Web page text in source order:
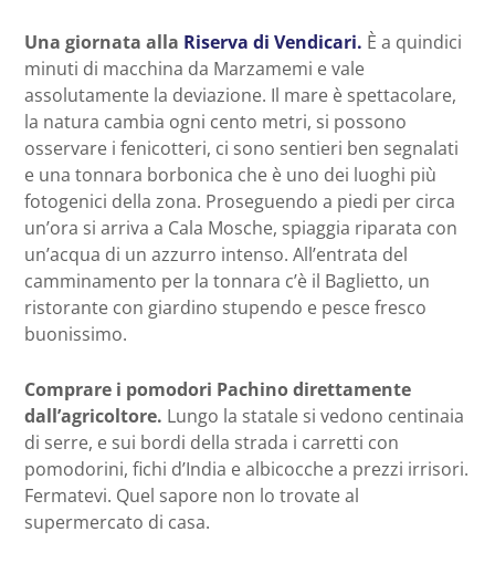
Una giornata alla Riserva di Vendicari. È a quindici
minuti di macchina da Marzamemi e vale
assolutamente la deviazione. Il mare è spettacolare,
la natura cambia ogni cento metri, si possono
osservare i fenicotteri, ci sono sentieri ben segnalati
e una tonnara borbonica che è uno dei luoghi più
fotogenici della zona. Proseguendo a piedi per circa
un’ora si arriva a Cala Mosche, spiaggia riparata con
un’acqua di un azzurro intenso. All’entrata del
camminamento per la tonnara c’è il Baglietto, un
ristorante con giardino stupendo e pesce fresco
buonissimo.
Comprare i pomodori Pachino direttamente
dall’agricoltore. Lungo la statale si vedono centinaia
di serre, e sui bordi della strada i carretti con
pomodorini, fichi d’India e albicocche a prezzi irrisori.
Fermatevi. Quel sapore non lo trovate al
supermercato di casa.